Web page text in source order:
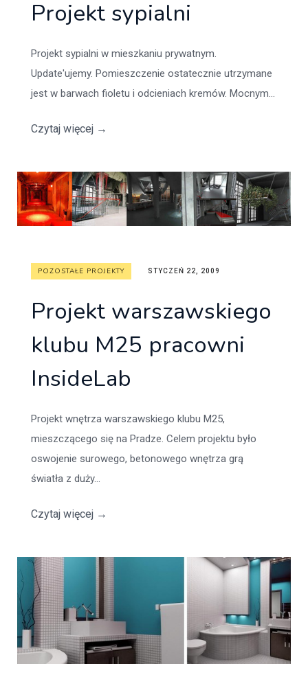
Projekt sypialni
Projekt sypialni w mieszkaniu prywatnym.
Update'ujemy. Pomieszczenie ostatecznie utrzymane
jest w barwach fioletu i odcieniach kremów. Mocnym...
Czytaj więcej →
POZOSTAŁE PROJEKTY STYCZEŃ 22, 2009
Projekt warszawskiego
klubu M25 pracowni
InsideLab
Projekt wnętrza warszawskiego klubu M25,
mieszczącego się na Pradze. Celem projektu było
oswojenie surowego, betonowego wnętrza grą
światła z duży...
Czytaj więcej →